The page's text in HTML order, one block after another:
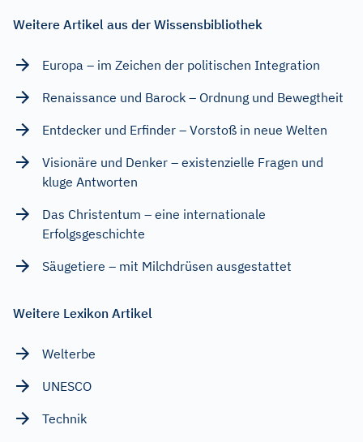
Weitere Artikel aus der Wissensbibliothek
Europa – im Zeichen der politischen Integration
Renaissance und Barock – Ordnung und Bewegtheit
Entdecker und Erfinder – Vorstoß in neue Welten
Visionäre und Denker – existenzielle Fragen und
kluge Antworten
Das Christentum – eine internationale
Erfolgsgeschichte
Säugetiere – mit Milchdrüsen ausgestattet
Weitere Lexikon Artikel
Welterbe
UNESCO
Technik